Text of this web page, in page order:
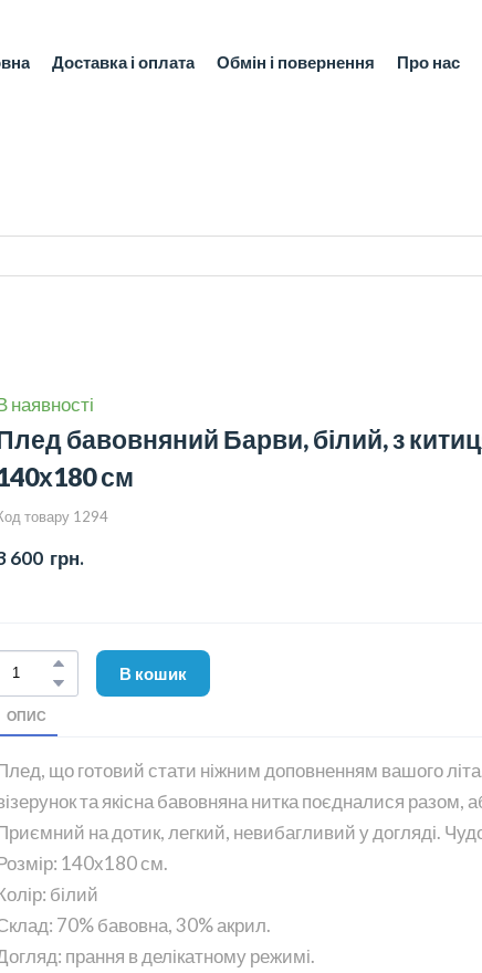
Доставка і оплата Обмін і повернення Про нас
наявності
бавовняний Барви, білий, з
см
товару 1294
600  грн.
В кошик
ОПИС
що готовий стати ніжним доповненням вашого
та якісна бавовняна нитка поєдналися разом,
на дотик, легкий, невибагливий у догляді.
140х180 см.
білий
70% бавовна, 30% акрил.
прання в делікатному режимі.